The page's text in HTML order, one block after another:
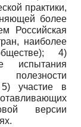
практики,
более
Российская
наиболее
4)
испытания
5) участие в
версии